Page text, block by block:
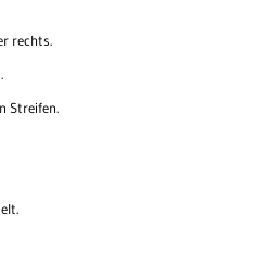
rechts.
Streifen.